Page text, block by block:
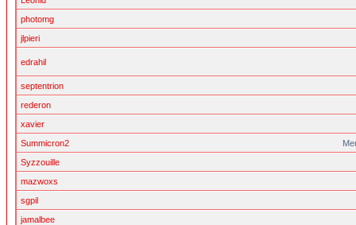
photomg
jlpieri
edrahil
septentrion
rederon
xavier
Summicron2
Syzzouille
mazwoxs
sgpil
jamalbee